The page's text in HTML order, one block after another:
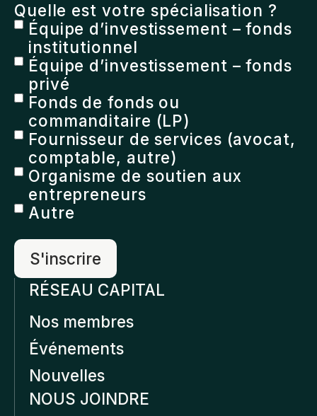
Quelle est votre spécialisation ?
Équipe d’investissement – fonds
institutionnel
Équipe d’investissement – fonds
privé
Fonds de fonds ou
commanditaire (LP)
Fournisseur de services (avocat,
comptable, autre)
Organisme de soutien aux
entrepreneurs
Autre
RÉSEAU CAPITAL
Nos membres
Événements
Nouvelles
NOUS JOINDRE